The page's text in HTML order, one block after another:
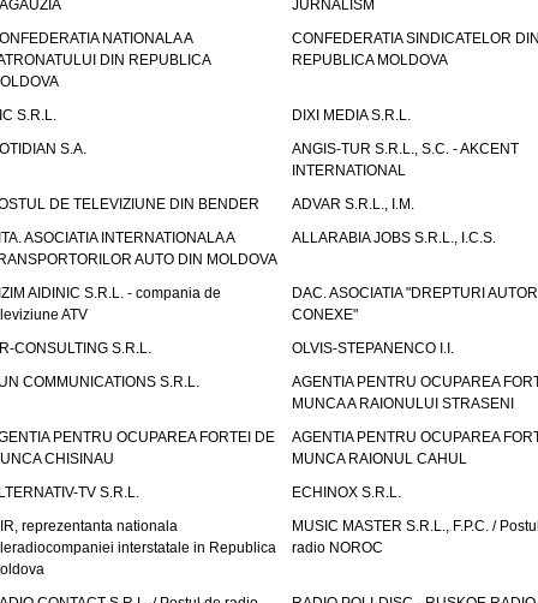
JURNALISM
NATIONALA A
DIN REPUBLICA
CONFEDERATIA SINDICATELOR
REPUBLICA MOLDOVA
S.R.L.
DIXI MEDIA S.R.L.
S.A.
ANGIS-TUR S.R.L., S.C. - AKCENT
INTERNATIONAL
DE TELEVIZIUNE DIN BENDER
ADVAR S.R.L., I.M.
ASOCIATIA INTERNATIONALA A
AUTO DIN MOLDOVA
ALLARABIA JOBS S.R.L., I.C.S.
AIDINIC S.R.L. - compania de
ATV
DAC. ASOCIATIA "DREPTURI AUTOR
CONEXE"
CONSULTING S.R.L.
OLVIS-STEPANENCO I.I.
COMMUNICATIONS S.R.L.
AGENTIA PENTRU OCUPAREA
MUNCA A RAIONULUI STRASENI
PENTRU OCUPAREA FORTEI DE
CHISINAU
AGENTIA PENTRU OCUPAREA
MUNCA RAIONUL CAHUL
TV S.R.L.
ECHINOX S.R.L.
reprezentanta nationala
interstatale in Republica
MUSIC MASTER S.R.L., F.P.C. /
radio NOROC